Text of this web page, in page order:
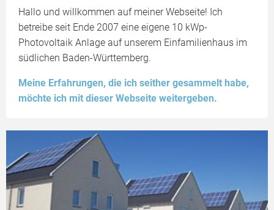
Hallo und willkommen auf meiner Webseite! Ich
betreibe seit Ende 2007 eine eigene 10 kWp-
Photovoltaik Anlage auf unserem Einfamilienhaus im
südlichen Baden-Württemberg.
Meine Erfahrungen, die ich seither gesammelt habe,
möchte ich mit dieser Webseite weitergeben.